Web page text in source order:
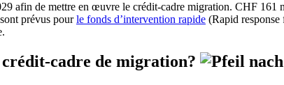
afin de mettre en œuvre le crédit-cadre migration. CHF 161
prévus pourle fonds d’intervention rapide (Rapid
crédit-cadre de migration?